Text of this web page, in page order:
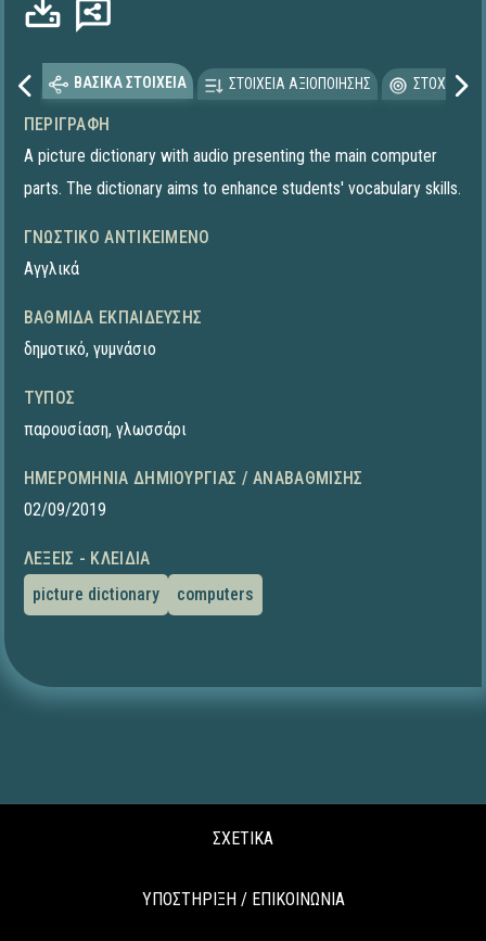
ΒΑΣΙΚΑ ΣΤΟΙΧΕΙΑ ΣΤΟΙΧΕΙΑ ΑΞΙΟΠΟΙΗΣΗΣ
ΠΕΡΙΓΡΑΦΉ
A picture dictionary with audio presenting the main computer
parts. The dictionary aims to enhance students' vocabulary skills.
ΓΝΩΣΤΙΚΌ ΑΝΤΙΚΕΊΜΕΝΟ
Αγγλικά
ΒΑΘΜΊΔΑ ΕΚΠΑΊΔΕΥΣΗΣ
δημοτικό, γυμνάσιο
ΤΎΠΟΣ
παρουσίαση, γλωσσάρι
ΗΜΕΡΟΜΗΝΊΑ ΔΗΜΙΟΥΡΓΊΑΣ / ΑΝΑΒΆΘΜΙΣΗΣ
02/09/2019
ΛΈΞΕΙΣ - ΚΛΕΙΔΙΆ
picture dictionary
computers
ΣΧΕΤΙΚΑ
ΥΠΟΣΤΗΡΙΞΗ / ΕΠΙΚΟΙΝΩΝΙΑ